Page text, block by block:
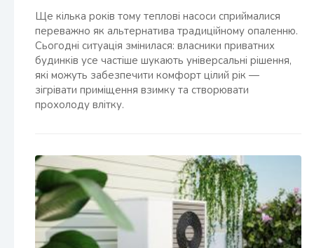
Ще кілька років тому теплові насоси сприймалися
переважно як альтернатива традиційному опаленню.
Сьогодні ситуація змінилася: власники приватних
будинків усе частіше шукають універсальні рішення,
які можуть забезпечити комфорт цілий рік —
зігрівати приміщення взимку та створювати
прохолоду влітку.